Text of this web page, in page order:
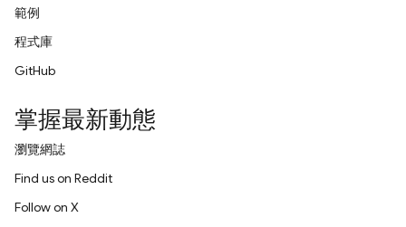
範例
程式庫
GitHub
掌握最新動態
瀏覽網誌
Find us on Reddit
Follow on X